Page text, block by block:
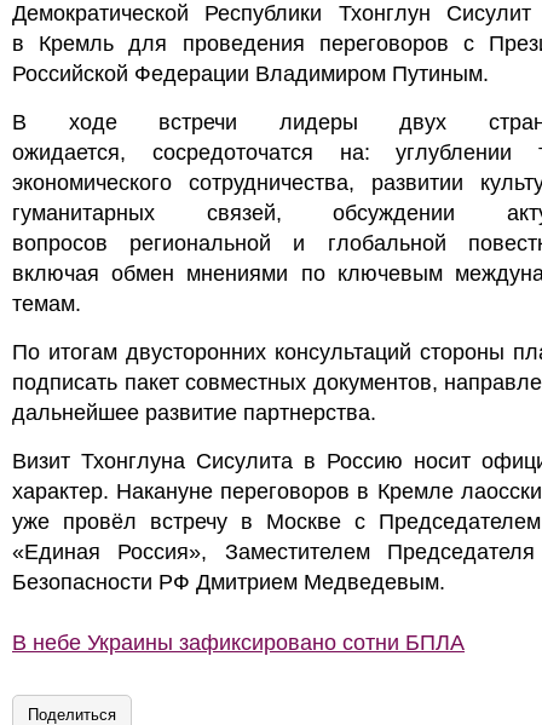
Демократической Республики Тхонглун
в Кремль для проведения переговоров с
Российской Федерации Владимиром Путиным.
В ходе встречи лидеры двух
ожидается, сосредоточатся на: углублении
экономического сотрудничества, развитии
гуманитарных связей, обсуждении
вопросов региональной и глобальной
включая обмен мнениями по ключевым
темам.
По итогам двусторонних консультаций стороны
подписать пакет совместных документов,
дальнейшее развитие партнерства.
Визит Тхонглуна Сисулита в Россию носит
характер. Накануне переговоров в Кремле
уже провёл встречу в Москве с
«Единая Россия», Заместителем
Безопасности РФ Дмитрием Медведевым.
В небе Украины зафиксировано сотни БПЛА
Поделиться